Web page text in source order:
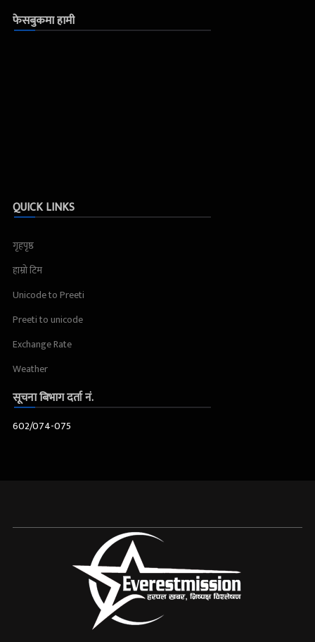
फेसबुकमा हामी
QUICK LINKS
गृहपृष्ठ
हाम्रो टिम
Unicode to Preeti
Preeti to unicode
Exchange Rate
Weather
सूचना बिभाग दर्ता नं.
602/074-075